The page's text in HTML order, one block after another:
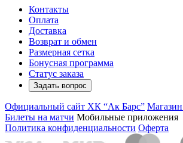
Контакты
Оплата
Доставка
Возврат и обмен
Размерная сетка
Бонусная программа
Статус заказа
Задать вопрос
Официальный сайт ХК “Ак Барс”
Билеты на матчи Мобильные приложения
Политика конфиденциальности Оферта